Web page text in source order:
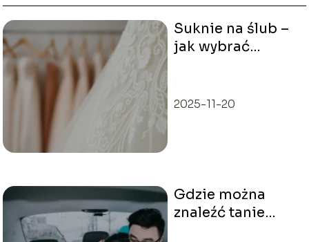
Suknie na ślub –
jak wybrać
dzień?
2025-11-20
Gdzie można
znaleźć tanie